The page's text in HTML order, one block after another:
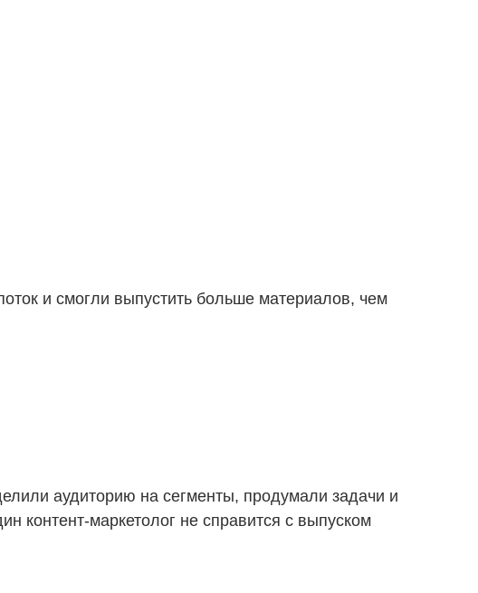
и смогли выпустить больше материалов, чем
аудиторию на сегменты, продумали задачи и
контент-маркетолог не справится с выпуском